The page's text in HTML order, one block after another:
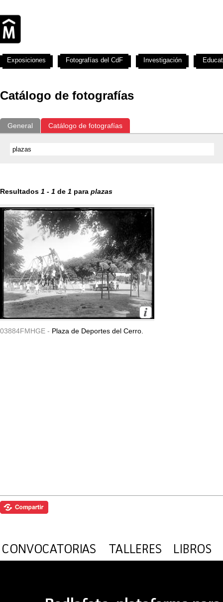
Catálogo de fotografías
General Catálogo de fotografías
Resultados 1 - 1 de 1 para plazas
03884FMHGE - Plaza de Deportes del Cerro.
Exposiciones Fotografías del CdF Investigación